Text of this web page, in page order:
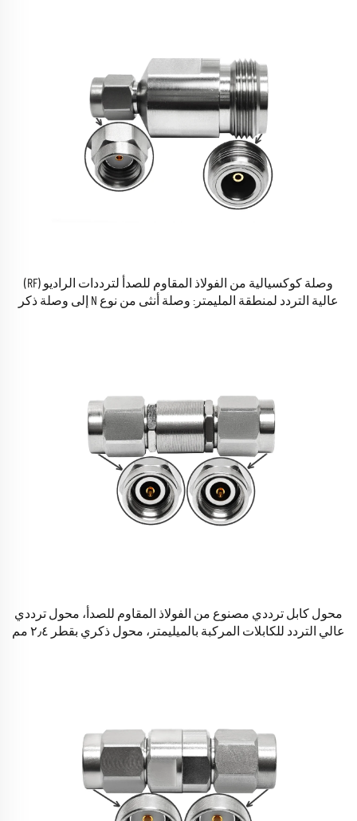
وصلة كوكسيالية من الفولاذ المقاوم للصدأ لترددات الراديو (RF)
عالية التردد لمنطقة المليمتر: وصلة أنثى من نوع N إلى وصلة ذكر
محول كابل ترددي مصنوع من الفولاذ المقاوم للصدأ، محول ترددي
عالي التردد للكابلات المركبة بالميليمتر، محول ذكري بقطر ٢٫٤ مم